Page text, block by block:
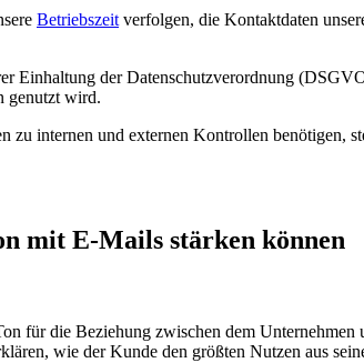
Betriebszeit verfolgen, die Kontaktdaten
Einhaltung der Datenschutzverordnung
genutzt wird.
internen und externen Kontrollen benötigen,
mit E-Mails stärken können
für die Beziehung zwischen dem
wie der Kunde den größten Nutzen aus